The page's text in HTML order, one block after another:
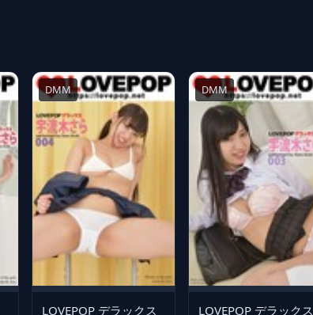
DMM
LOVEPOP デラックス
DMM
LOVEPOP デラックス